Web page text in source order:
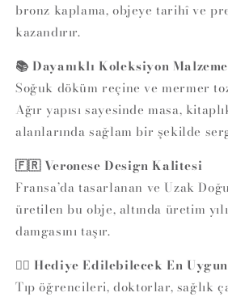
bronz kaplama, objeye tarihî ve
kazandırır.
📚 Dayanıklı Koleksiyon
Soğuk döküm reçine ve mermer
Ağır yapısı sayesinde masa,
alanlarında sağlam bir şekilde
🇫🇷 Veronese Design Kalitesi
Fransa’da tasarlanan ve Uzak
üretilen bu obje, altında üretim
damgasını taşır.
👨‍⚕️ Hediye Edilebilecek En
Tıp öğrencileri, doktorlar, sağlık